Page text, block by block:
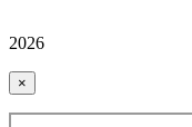
2026
×